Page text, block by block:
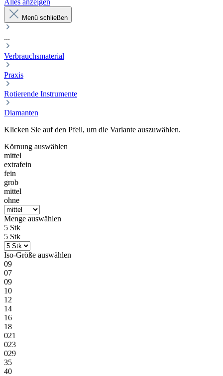
Alles anzeigen
Menü schließen
...
Verbrauchsmaterial
Praxis
Rotierende Instrumente
Diamanten
Klicken Sie auf den Pfeil, um die Variante auszuwählen.
Körnung auswählen
mittel
extrafein
fein
grob
mittel
ohne
Menge auswählen
5 Stk
5 Stk
Iso-Größe auswählen
09
07
09
10
12
14
16
18
021
023
029
35
40